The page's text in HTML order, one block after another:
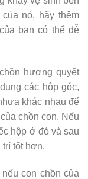
nó, hãy thêm
bạn có thể dễ
hương quyết
các hộp góc,
khác nhau để
chồn con. Nếu
hộp ở đó và sau
tốt hơn.
con chồn của